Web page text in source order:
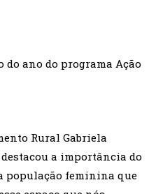
ano do programa Ação
Rural Gabriela
a importância do
população feminina que